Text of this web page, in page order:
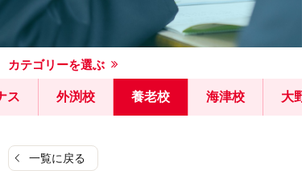
カテゴリーを選ぶ
ス 外渕校 養老校 海津校 大
一覧に戻る